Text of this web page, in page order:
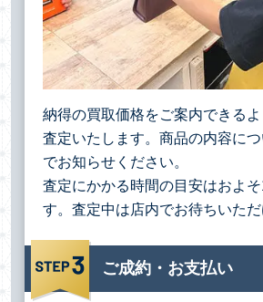
納得の買取価格をご案内できる
査定いたします。商品の内容に
でお知らせください。
査定にかかる時間の目安はおよ
す。査定中は店内でお待ちいただ
ご成約・お支払い